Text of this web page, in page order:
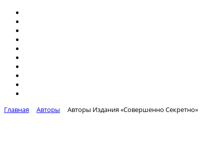
Главная Авторы Авторы Издания «Совершенно Секретно»